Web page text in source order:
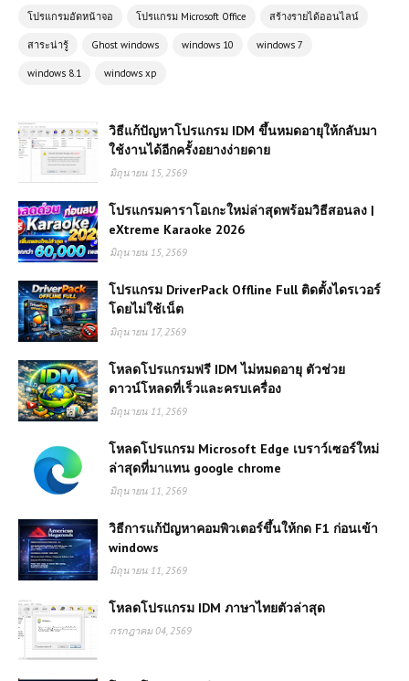
โปรแกรมอัดหน้าจอ โปรแกรม Microsoft Office สร้างรายได้ออนไลน์
สาระน่ารู้ Ghost windows windows 10 windows 7
windows 8.1 windows xp
วิธีแก้ปัญหาโปรแกรม IDM ขึ้นหมดอายุให้กลับมา
ใช้งานได้อีกครั้งอยางง่ายดาย
มิถุนายน 15, 2569
โปรแกรมคาราโอเกะใหม่ล่าสุดพร้อมวิธีสอนลง |
eXtreme Karaoke 2026
มิถุนายน 15, 2569
โปรแกรม DriverPack Offline Full ติดตั้งไดรเวอร์
โดยไม่ใช้เน็ต
มิถุนายน 17, 2569
โหลดโปรแกรมฟรี IDM ไม่หมดอายุ ตัวช่วย
ดาวน์โหลดที่เร็วและครบเครื่อง
มิถุนายน 11, 2569
โหลดโปรแกรม Microsoft Edge เบราว์เซอร์ใหม่
ล่าสุดที่มาแทน google chrome
มิถุนายน 11, 2569
วิธีการแก้ปัญหาคอมพิวเตอร์ขึ้นให้กด F1 ก่อนเข้า
windows
มิถุนายน 11, 2569
โหลดโปรแกรม IDM ภาษาไทยตัวล่าสุด
กรกฎาคม 04, 2569